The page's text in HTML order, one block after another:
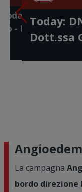
Video
identikit di
Serena
vita -Video
anche le
- Dott. Antonio
Today:
Dott.ssa
La campagna
bordo direzione